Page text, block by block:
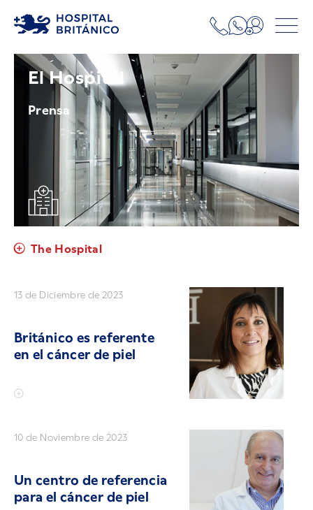
El Hospital
Prensa
The Hospital
13 de Diciembre de 2023
Británico es referente
en el cáncer de piel
10 de Noviembre de 2023
Un centro de referencia
para el cáncer de piel